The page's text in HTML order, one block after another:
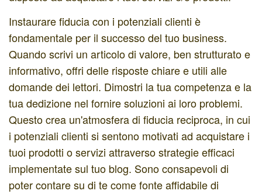
Instaurare fiducia con i potenziali clienti è
fondamentale per il successo del tuo business.
Quando scrivi un articolo di valore, ben strutturato e
informativo, offri delle risposte chiare e utili alle
domande dei lettori. Dimostri la tua competenza e la
tua dedizione nel fornire soluzioni ai loro problemi.
Questo crea un'atmosfera di fiducia reciproca, in cui
i potenziali clienti si sentono motivati ad acquistare i
tuoi prodotti o servizi attraverso strategie efficaci
implementate sul tuo blog. Sono consapevoli di
poter contare su di te come fonte affidabile di